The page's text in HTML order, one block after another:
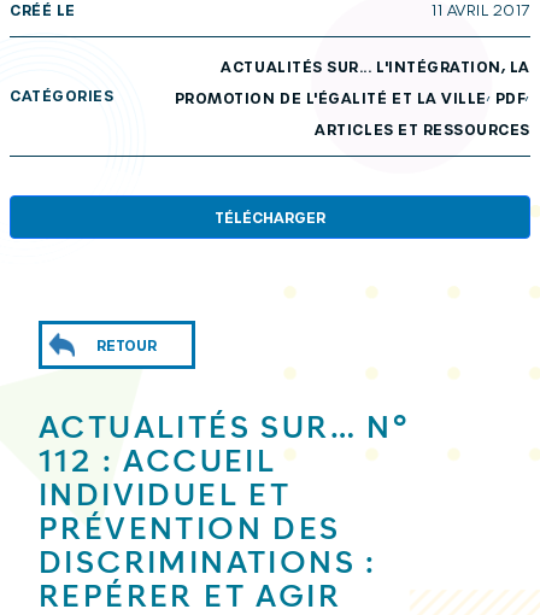
CRÉÉ LE 11 AVRIL 2017
CATÉGORIES
ACTUALITÉS SUR... L'INTÉGRATION, LA
PROMOTION DE L'ÉGALITÉ ET LA VILLE, PDF,
ARTICLES ET RESSOURCES
TÉLÉCHARGER
RETOUR
ACTUALITÉS SUR… N°
112 : ACCUEIL
INDIVIDUEL ET
PRÉVENTION DES
DISCRIMINATIONS :
REPÉRER ET AGIR